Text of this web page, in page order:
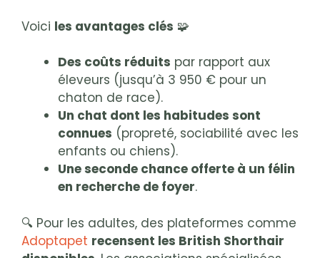
Voici les avantages clés 🧩
Des coûts réduits par rapport aux
éleveurs (jusqu’à 3 950 € pour un
chaton de race).
Un chat dont les habitudes sont
connues (propreté, sociabilité avec les
enfants ou chiens).
Une seconde chance offerte à un félin
en recherche de foyer.
🔍 Pour les adultes, des plateformes comme
Adoptapet recensent les British Shorthair